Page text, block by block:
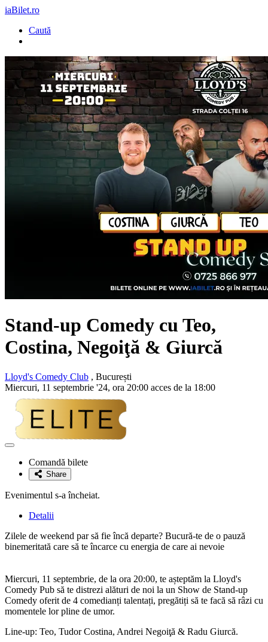
iaBilet.ro
Caută
Stand-up Comedy cu Teo,
Costina, Negoiţă & Giurcă
Lloyd's Comedy Club , București
Miercuri, 11 septembrie '24, ora 20:00 acces de la 18:00
Adaugă
favoriteComandă bilete
Share
Evenimentul s-a încheiat.
Detalii
Zilele de weekend par să fie încă departe? Bucură-te de o pauză
binemeritată care să te încarce cu energia de care ai nevoie
Miercuri, 11 septembrie, de la ora 20:00, te așteptăm la Lloyd's
Comedy Pub să te distrezi alături de noi la un Show de Stand-up
Comedy oferit de 4 comedianți talentați, pregătiți să te facă să râzi cu
momentele lor pline de umor.
Line-up: Teo, Tudor Costina, Andrei Negoiţă & Radu Giurcă.